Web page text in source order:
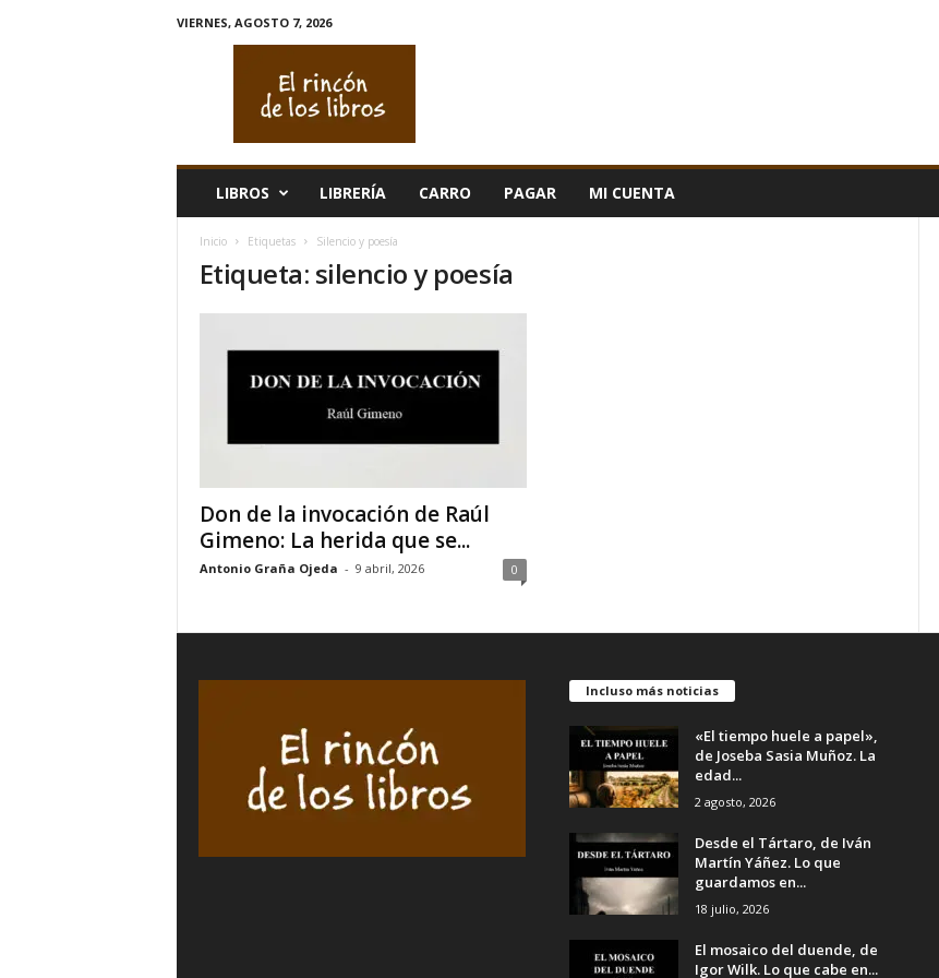
VIERNES, AGOSTO 7, 2026
LIBROS LIBRERÍA CARRO PAGAR MI CUENTA
Inicio Etiquetas Silencio y poesía
Etiqueta: silencio y poesía
Don de la invocación de Raúl
Gimeno: La herida que se...
Antonio Graña Ojeda - 9 abril, 2026 0
Incluso más noticias
«El tiempo huele a papel»,
de Joseba Sasia Muñoz. La
edad...
2 agosto, 2026
Desde el Tártaro, de Iván
Martín Yáñez. Lo que
guardamos en...
18 julio, 2026
El mosaico del duende, de
Igor Wilk. Lo que cabe en...